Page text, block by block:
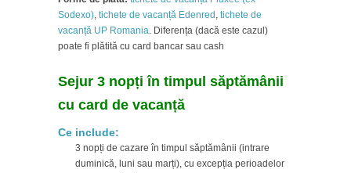
Sodexo), tichete de vacanță Edenred , tichete de
vacanță UP Romania. Diferența (dacă este cazul)
poate fi plătită cu card bancar sau cash
Sejur 3 nopți în timpul săptămânii
cu card de vacanță
Ce include:
3 nopți de cazare în timpul săptămânii (intrare
duminică, luni sau marți), cu excepția perioadelor